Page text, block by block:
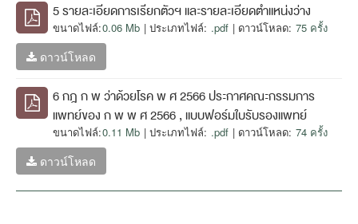
5 รายละเอียดการเรียกตัวฯ และรายละเอียดตำแหน่งว่าง
ขนาดไฟล์:0.06 Mb | ประเภทไฟล์: .pdf | ดาวน์โหลด: 75 ครั้ง
ดาวน์โหลด
6 กฎ ก พ ว่าด้วยโรค พ ศ 2566 ประกาศคณะกรรมการ
แพทย์ของ ก พ พ ศ 2566 , แบบฟอร์มใบรับรองแพทย์
ขนาดไฟล์:0.11 Mb | ประเภทไฟล์: .pdf | ดาวน์โหลด: 74 ครั้ง
ดาวน์โหลด